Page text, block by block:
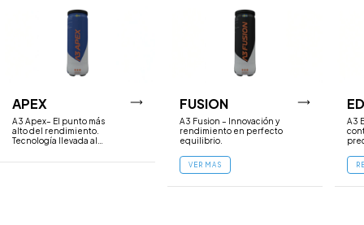
APEX
A3 Apex– El punto más
alto del rendimiento.
Tecnología llevada al
FUSION
A3 Fusion – Innovación y
rendimiento en perfecto
equilibrio.
VER MAS
A3